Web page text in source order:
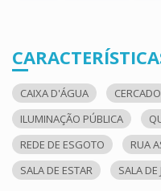
CAIXA D'ÁGUA CERCADO
ILUMINAÇÃO PÚBLICA
REDE DE ESGOTO
RUA
SALA DE ESTAR
SALA DE